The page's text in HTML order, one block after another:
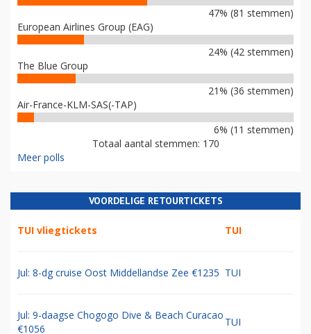
47% (81 stemmen)
European Airlines Group (EAG)
24% (42 stemmen)
The Blue Group
21% (36 stemmen)
Air-France-KLM-SAS(-TAP)
6% (11 stemmen)
Totaal aantal stemmen: 170
Meer polls
VOORDELIGE RETOURTICKETS
TUI vliegtickets TUI
Jul: 8-dg cruise Oost Middellandse Zee €1235 TUI
Jul: 9-daagse Chogogo Dive & Beach Curacao
€1056
TUI